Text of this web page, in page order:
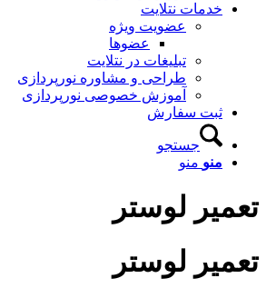
خدمات نتلایت
عضویت ویژه
عضوها
تبلیغات در نتلایت
طراحی و مشاوره نورپردازی
آموزش خصوصی نورپردازی
ثبت سفارش
جستجو
منو منو
تعمیر لوستر
تعمیر لوستر